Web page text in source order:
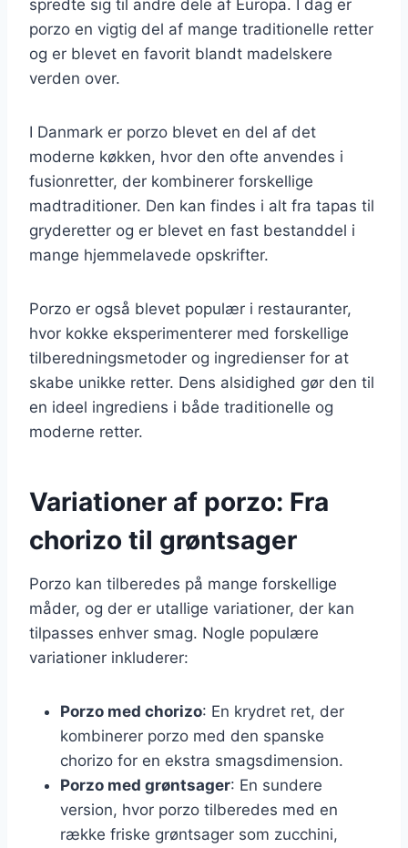
spredte sig til andre dele af Europa. I dag er
porzo en vigtig del af mange traditionelle retter
og er blevet en favorit blandt madelskere
verden over.
I Danmark er porzo blevet en del af det
moderne køkken, hvor den ofte anvendes i
fusionretter, der kombinerer forskellige
madtraditioner. Den kan findes i alt fra tapas til
gryderetter og er blevet en fast bestanddel i
mange hjemmelavede opskrifter.
Porzo er også blevet populær i restauranter,
hvor kokke eksperimenterer med forskellige
tilberedningsmetoder og ingredienser for at
skabe unikke retter. Dens alsidighed gør den til
en ideel ingrediens i både traditionelle og
moderne retter.
Variationer af porzo: Fra
chorizo til grøntsager
Porzo kan tilberedes på mange forskellige
måder, og der er utallige variationer, der kan
tilpasses enhver smag. Nogle populære
variationer inkluderer:
Porzo med chorizo: En krydret ret, der
kombinerer porzo med den spanske
chorizo for en ekstra smagsdimension.
Porzo med grøntsager: En sundere
version, hvor porzo tilberedes med en
række friske grøntsager som zucchini,